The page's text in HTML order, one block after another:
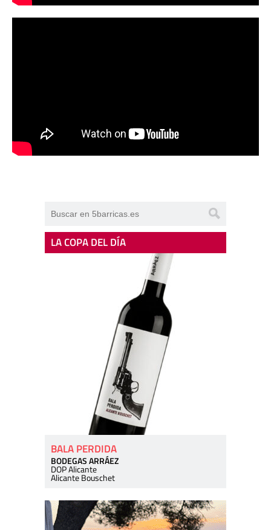
LA COPA DEL DÍA
BALA PERDIDA
BODEGAS ARRÁEZ
DOP Alicante
Alicante Bouschet